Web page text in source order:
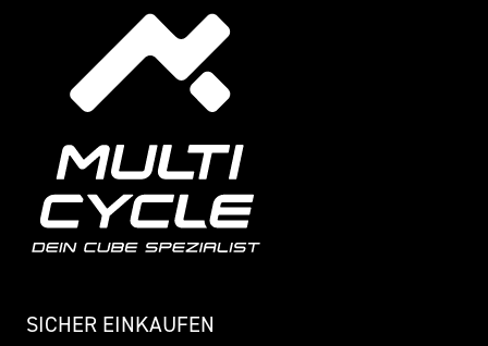
SICHER EINKAUFEN